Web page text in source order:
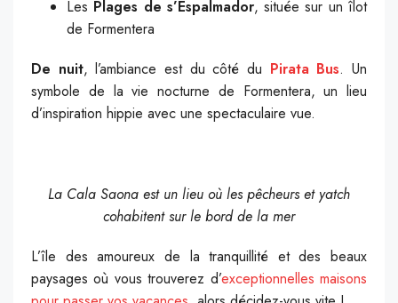
Les Plages de s’Espalmador, située sur un îlot
de Formentera
De nuit, l’ambiance est du côté du Pirata Bus. Un
symbole de la vie nocturne de Formentera, un lieu
d’inspiration hippie avec une spectaculaire vue.
La Cala Saona est un lieu où les pêcheurs et yatch
cohabitent sur le bord de la mer
L’île des amoureux de la tranquillité et des beaux
paysages où vous trouverez d’exceptionnelles maisons